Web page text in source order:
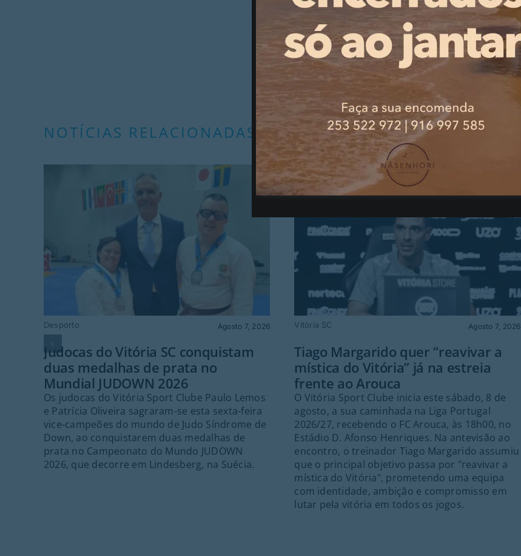
NOTÍCIAS RELACIONADAS
Desporto Agosto 7, 2026
Judocas do Vitória SC conquistam
duas medalhas de prata no
Mundial JUDOWN 2026
Os judocas do Vitória Sport Clube Paulo Lemos
e Patrícia Oliveira sagraram-se esta sexta-feira
vice-campeões do mundo de Judo Síndrome de
Down, ao conquistarem duas medalhas de
prata no Campeonato do Mundo JUDOWN
2026, que decorre em Lindesberg, na Suécia.
Vitória SC Agosto 7, 2026
Tiago Margarido quer “reavivar a
mística do Vitória” já na estreia
frente ao Arouca
O Vitória Sport Clube inicia este sábado, 8 de
agosto, a sua caminhada na Liga Portugal
2026/27, recebendo o FC Arouca, às 18h00, no
Estádio D. Afonso Henriques. Na antevisão ao
encontro, o treinador Tiago Margarido assumiu
que o principal objetivo passa por "reavivar a
mística do Vitória", prometendo uma equipa
com identidade, ambição e compromisso em
lutar pela vitória em todos os jogos.